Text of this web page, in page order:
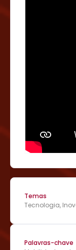
Temas
Tecnologia,
Palavras-chave